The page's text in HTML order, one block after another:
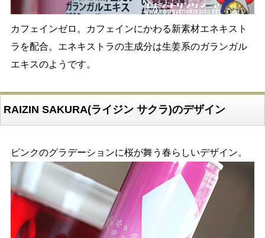
カフェインゼロ。カフェインにかわる新素材エネキスト
ラを配合。エネキストラの主成分は生姜系のガランガル
エキスのようです。
RAIZIN SAKURA(ライジン サクラ)のデザイン
ピンクのグラデーションに桜が舞う春らしいデザイン。